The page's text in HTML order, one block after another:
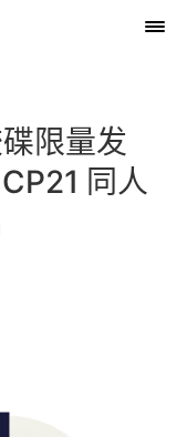
限量发
同人